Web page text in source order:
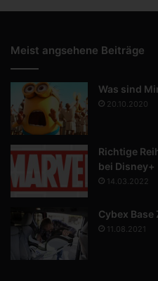
Meist angsehene Beiträge
Was sind
20.10.2020
Richtige
bei Disney+
14.03.2022
Cybex
11.08.2021